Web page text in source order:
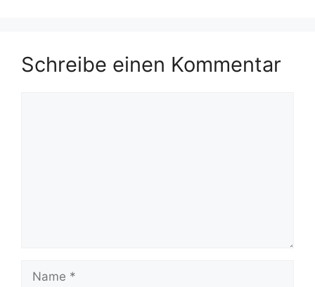
Schreibe einen Kommentar
Name